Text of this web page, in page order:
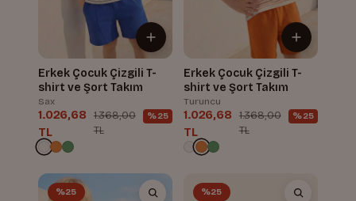
Erkek Çocuk Çizgili T-
shirt ve Şort Takım
Sax
1.026,68
TL
1.368,00
TL
%25
Erkek Çocuk Çizgili T-
shirt ve Şort Takım
Turuncu
1.026,68
TL
1.368,00
TL
%25
%25
%25